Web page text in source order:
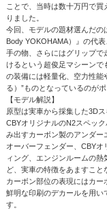
ことで、当時は数十万円で
りました。
今回、モデルの題材選んだの
Body YOKOHAMA）』の代
手の物、さらにはグリップで
けるという超俊足マシーンで
の装備には軽量化、空力性能
る）”ものとなっているのがポ
【モデル解説】
原型は実車から採集した3D
CBYオリジナルのN2スペッ
み出すカーボン製のアンダー
オーバーフェンダー、CBY
ィング、エンジンルームの
ど、実車の特徴をあますこと
カーボン部位の表現にはカ
鮮明な印刷のデカールを用い
す。